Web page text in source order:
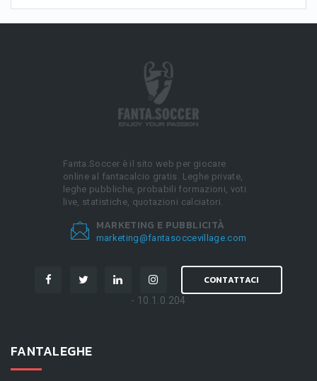
Fanta.Soccer è il sito web per giocare
online al fantacalcio gratis. Leghe private,
leghe pubbliche, probabili formazioni, voti
live, statistiche, quotazioni calciatori.
MARKETING E PUBBLICITÀ
marketing@fantasoccevillage.com
CONTATTACI
- 10.1.0.204
FANTALEGHE